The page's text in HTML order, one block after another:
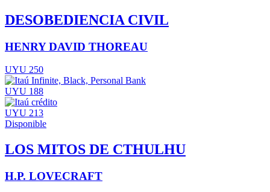
DESOBEDIENCIA CIVIL
HENRY DAVID THOREAU
UYU 250
UYU 188
UYU 213
Disponible
LOS MITOS DE CTHULHU
H.P. LOVECRAFT